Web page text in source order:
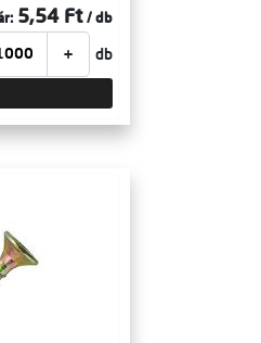
5,54 Ft / db
+ db